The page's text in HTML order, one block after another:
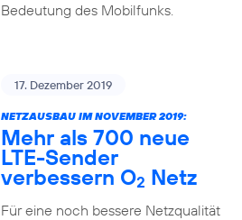
Bedeutung des Mobilfunks.
17. Dezember 2019
NETZAUSBAU IM NOVEMBER 2019:
Mehr als 700 neue
LTE-Sender
verbessern O2 Netz
Für eine noch bessere Netzqualität